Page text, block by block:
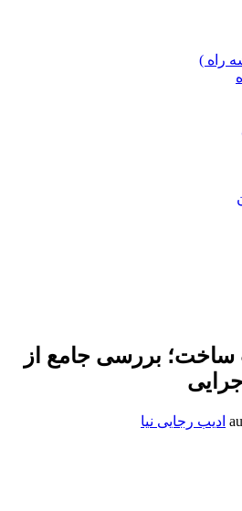
بررسی جامع از
ادیب رجایی نیا